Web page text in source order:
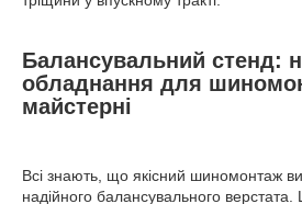
Балансувальний стенд:
обладнання для
майстерні
Всі знають, що якісний шиномонтаж
надійного балансувального